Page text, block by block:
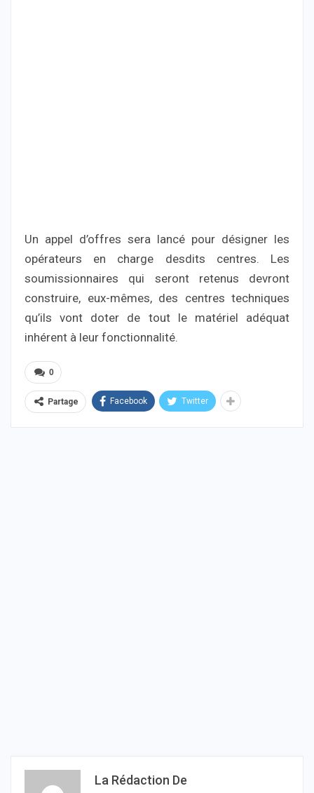
Un appel d’offres sera lancé pour désigner les
opérateurs en charge desdits centres. Les
soumissionnaires qui seront retenus devront
construire, eux-mêmes, des centres techniques
qu’ils vont doter de tout le matériel adéquat
inhérent à leur fonctionnalité.
0
Partage Facebook Twitter
La Rédaction De